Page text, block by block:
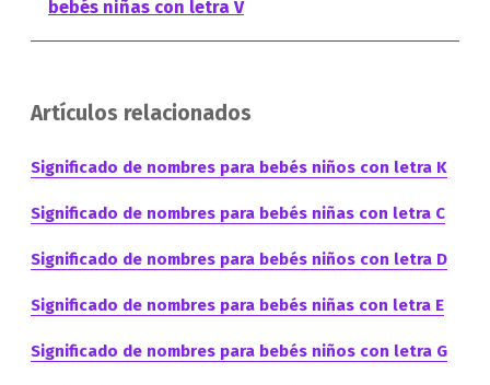
bebés niñas con letra V
Artículos relacionados
Significado de nombres para bebés niños con letra K
Significado de nombres para bebés niñas con letra C
Significado de nombres para bebés niños con letra D
Significado de nombres para bebés niñas con letra E
Significado de nombres para bebés niños con letra G